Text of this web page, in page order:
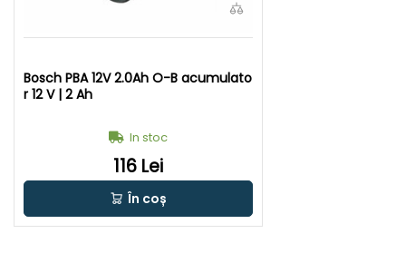
Bosch PBA 12V 2.0Ah O-B acumulato
r 12 V | 2 Ah
In stoc
116 Lei
În coș